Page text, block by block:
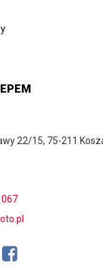
22/15, 75-211
067